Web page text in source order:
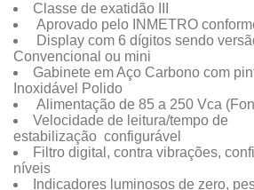
Classe de exatidão III
Aprovado pelo INMETRO
Display com 6 dígitos sendo
Convencional ou mini
Gabinete em Aço Carbono com
Inoxidável Polido
Alimentação de 85 a 250 Vca
Velocidade de leitura/tempo de
estabilização configurável
Filtro digital, contra vibrações,
níveis
Indicadores luminosos de zero,